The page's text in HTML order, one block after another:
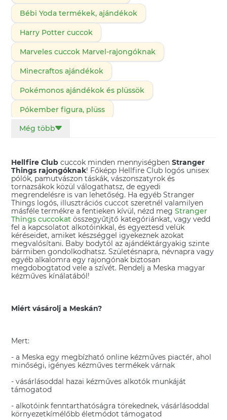
Bébi Yoda termékek, ajándékok
Harry Potter cuccok
Marveles cuccok Marvel-rajongóknak
Minecraftos ajándékok
Pokémonos ajándékok és plüssök
Pókember figura, plüss
Pókemberes játékok, ajándékok
Stranger Things ajándékok
Superman ajándéktárgyak
Trónok harca ajándékok
Wednesday ajándékok
Még több
Hellfire Club cuccok minden mennyiségbenStranger
Things rajongóknak! Főképp Hellfire Club logós unisex
pólók, pamutvászon táskák, vászonszatyrok és
tornazsákok közül válogathatsz, de egyedi
megrendelésre is van lehetőség. Ha egyéb Stranger
Things logós, illusztrációs cuccot szeretnél valamilyen
másféle termékre a fentieken kívül, nézd megStranger
Things cuccokat összegyűtjtő kategóriánkat, vagy vedd
fel a kapcsolatot alkotóinkkal, és egyeztesd velük
kéréseidet, amiket készséggel igyekeznek azokat
megvalósítani. Baby bodytól az ajándéktárgyakig szinte
bármiben gondolkodhatsz. Születésnapra, névnapra vagy
egyéb alkalomra egy rajongónak biztosan
megdobogtatod vele a szívét. Rendelj a Meska magyar
kézműves kínálatából!
Miért vásárolj a Meskán?
Mert:
- a Meska egy megbízható online kézműves piactér, ahol
minőségi, igényes kézműves termékek várnak
- vásárlásoddal hazai kézműves alkotók munkáját
támogatod
- alkotóink fenntarthatóságra törekednek, vásárlásoddal
környezetkímélőbb életmódot támogatod